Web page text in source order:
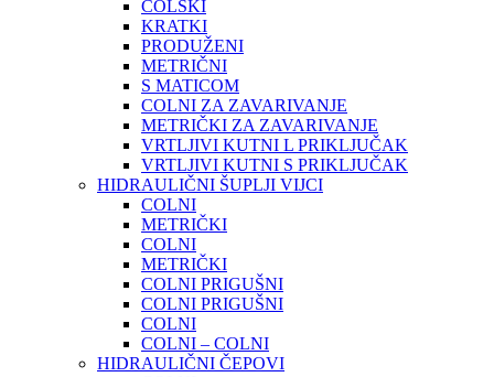
COLSKI
KRATKI
PRODUŽENI
METRIČNI
S MATICOM
COLNI ZA ZAVARIVANJE
METRIČKI ZA ZAVARIVANJE
VRTLJIVI KUTNI L PRIKLJUČAK
VRTLJIVI KUTNI S PRIKLJUČAK
HIDRAULIČNI ŠUPLJI VIJCI
COLNI
METRIČKI
COLNI
METRIČKI
COLNI PRIGUŠNI
COLNI PRIGUŠNI
COLNI
COLNI – COLNI
HIDRAULIČNI ČEPOVI